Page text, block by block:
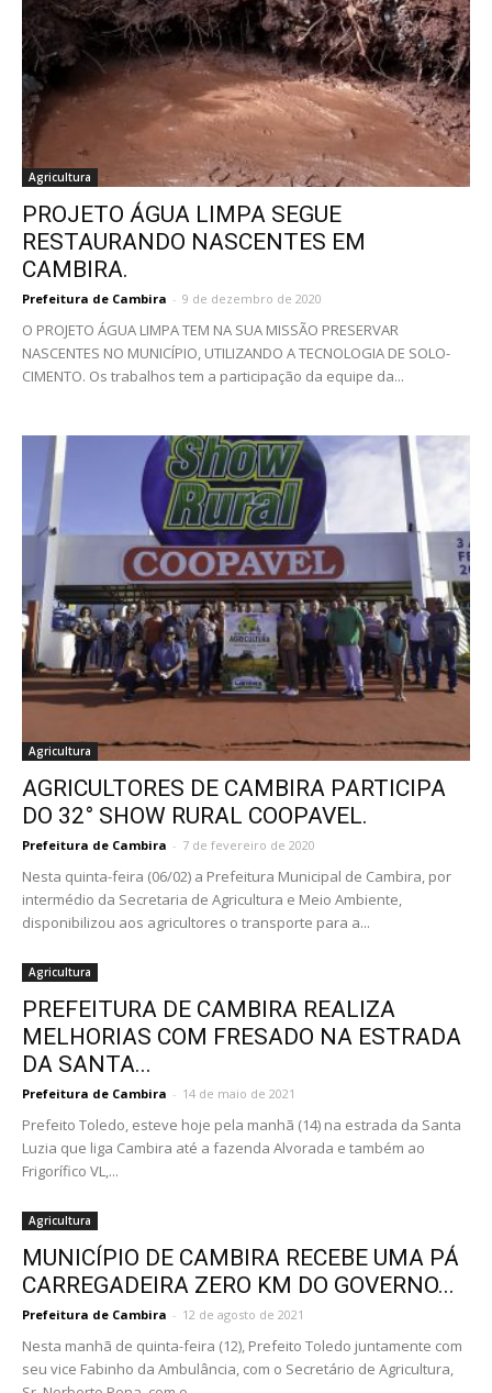
Agricultura
PROJETO ÁGUA LIMPA SEGUE
RESTAURANDO NASCENTES EM
CAMBIRA.
Prefeitura de Cambira - 9 de dezembro de 2020
O PROJETO ÁGUA LIMPA TEM NA SUA MISSÃO PRESERVAR
NASCENTES NO MUNICÍPIO, UTILIZANDO A TECNOLOGIA DE SOLO-
CIMENTO. Os trabalhos tem a participação da equipe da...
Agricultura
AGRICULTORES DE CAMBIRA PARTICIPA
DO 32° SHOW RURAL COOPAVEL.
Prefeitura de Cambira - 7 de fevereiro de 2020
Nesta quinta-feira (06/02) a Prefeitura Municipal de Cambira, por
intermédio da Secretaria de Agricultura e Meio Ambiente,
disponibilizou aos agricultores o transporte para a...
Agricultura
PREFEITURA DE CAMBIRA REALIZA
MELHORIAS COM FRESADO NA ESTRADA
DA SANTA...
Prefeitura de Cambira - 14 de maio de 2021
Prefeito Toledo, esteve hoje pela manhã (14) na estrada da Santa
Luzia que liga Cambira até a fazenda Alvorada e também ao
Frigorífico VL,...
Agricultura
MUNICÍPIO DE CAMBIRA RECEBE UMA PÁ
CARREGADEIRA ZERO KM DO GOVERNO...
Prefeitura de Cambira - 12 de agosto de 2021
Nesta manhã de quinta-feira (12), Prefeito Toledo juntamente com
seu vice Fabinho da Ambulância, com o Secretário de Agricultura,